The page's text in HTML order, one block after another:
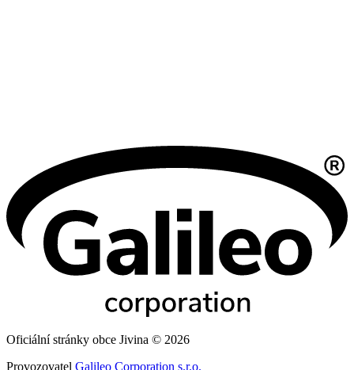
Oficiální stránky obce Jivina © 2026
Provozovatel Galileo Corporation s.r.o.